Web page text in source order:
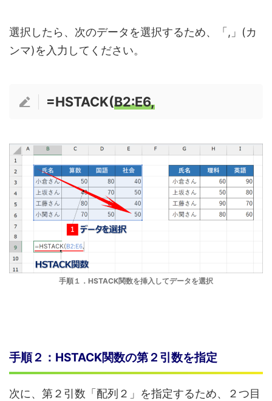
選択したら、次のデータを選択するため、「,」(カ
ンマ)を入力してください。
=HSTACK(B2:E6,
手順１．HSTACK関数を挿入してデータを選択
手順２：HSTACK関数の第２引数を指定
次に、第２引数「配列２」を指定するため、２つ目